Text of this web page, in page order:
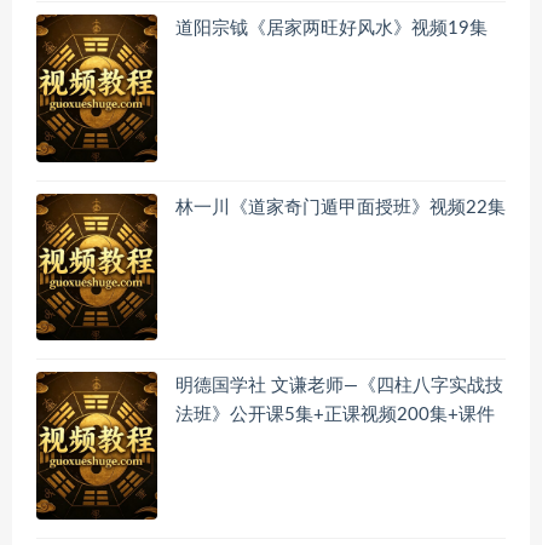
道阳宗钺《居家两旺好风水》视频19集
林一川《道家奇门遁甲面授班》视频22集
明德国学社 文谦老师—《四柱八字实战技
法班》公开课5集+正课视频200集+课件